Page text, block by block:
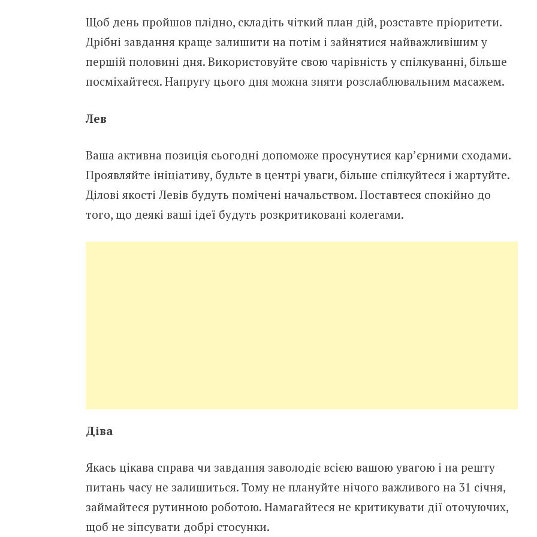
Щоб день пройшов плідно, складіть чіткий план дій, розставте пріоритети.
Дрібні завдання краще залишити на потім і зайнятися найважливішим у
першій половині дня. Використовуйте свою чарівність у спілкуванні, більше
посміхайтеся. Напругу цього дня можна зняти розслаблювальним масажем.
Лев
Ваша активна позиція сьогодні допоможе просунутися кар’єрними сходами.
Проявляйте ініціативу, будьте в центрі уваги, більше спілкуйтеся і жартуйте.
Ділові якості Левів будуть помічені начальством. Поставтеся спокійно до
того, що деякі ваші ідеї будуть розкритиковані колегами.
Діва
Якась цікава справа чи завдання заволодіє всією вашою увагою і на решту
питань часу не залишиться. Тому не плануйте нічого важливого на 31 січня,
займайтеся рутинною роботою. Намагайтеся не критикувати дії оточуючих,
щоб не зіпсувати добрі стосунки.